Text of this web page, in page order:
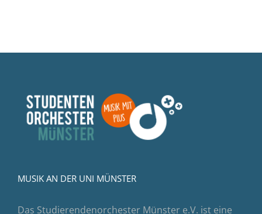
MUSIK AN DER UNI MÜNSTER
Das Studierendenorchester Münster e.V. ist eine